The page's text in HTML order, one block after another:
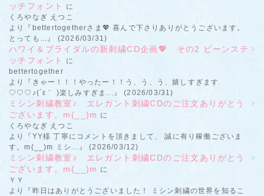
ッチフォント
に
くろやなぎ えつこ
より『bettertogetherさま💖 喜んで下さりありがとうございます。
とっても...』 (2026/03/31)
ハワイ＆ブライダルの新刺繍CD企画💖 その2 ビーンステ
ッチフォント
に
bettertogether
より『きゃー！！！やったー！！う、う、う、嬉しすぎます
♡♡♡♪(´ε｀ )楽しみすぎま...』 (2026/03/31)
ミシン刺繍教室♪ エレガント刺繍CDのご注文ありがとう
ございます。m(__)m に
くろやなぎ えつこ
より『YY様 丁寧にコメントを頂きまして、 誠に有り稼働ございま
す。m(__)m ミシ...』 (2026/03/12)
ミシン刺繍教室♪ エレガント刺繍CDのご注文ありがとう
ございます。m(__)m に
ＹＹ
より『昨日はありがとうございました！ ミシン刺繍の世界を知るこ